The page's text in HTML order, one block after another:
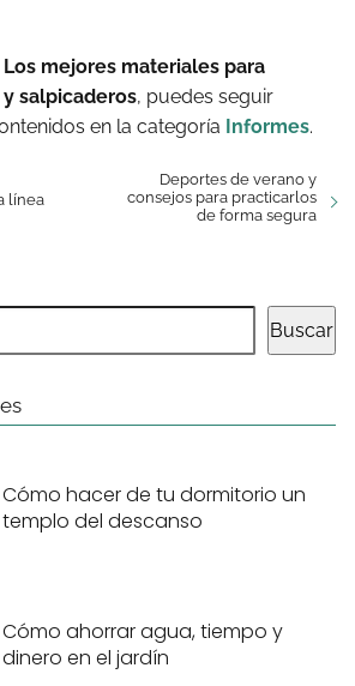
Los mejores materiales para
salpicaderos, puedes seguir
en la categoría Informes.
línea
Deportes de verano y
consejos para practicarlos
de forma segura
Buscar
Cómo hacer de tu dormitorio un
templo del descanso
Cómo ahorrar agua, tiempo y
dinero en el jardín